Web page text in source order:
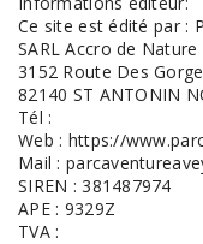
Ce site est édité par :
SARL Accro de Nature
3152 Route Des
82140 ST ANTONIN
Tél :
Web : https://
Mail :
SIREN : 381487974
APE : 9329Z
TVA :